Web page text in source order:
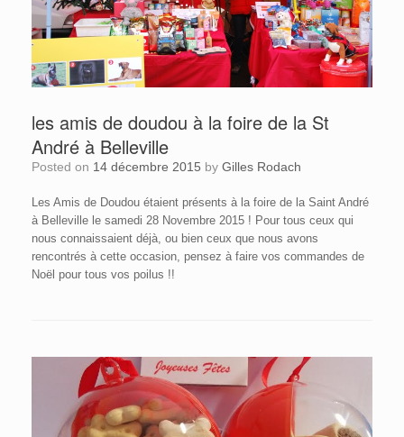
les amis de doudou à la foire de la St
André à Belleville
Posted on 14 décembre 2015 by Gilles Rodach
Les Amis de Doudou étaient présents à la foire de la Saint André
à Belleville le samedi 28 Novembre 2015 ! Pour tous ceux qui
nous connaissaient déjà, ou bien ceux que nous avons
rencontrés à cette occasion, pensez à faire vos commandes de
Noël pour tous vos poilus !!